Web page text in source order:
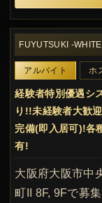
FUYUTSUKI -WHITE
アルバイト ホ
経験者特別優遇シ
り!!未経験者大歓
完備(即入居可)!各
有!
大阪府大阪市中
町II 8F, 9Fで募